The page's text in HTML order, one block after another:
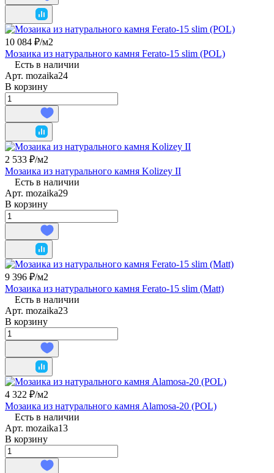
10 084 ₽/м2
Мозаика из натурального камня Ferato-15 slim (POL)
Есть в наличии
Арт. mozaika24
В корзину
2 533 ₽/м2
Мозаика из натурального камня Kolizey II
Есть в наличии
Арт. mozaika29
В корзину
9 396 ₽/м2
Мозаика из натурального камня Ferato-15 slim (Matt)
Есть в наличии
Арт. mozaika23
В корзину
4 322 ₽/м2
Мозаика из натурального камня Alamosa-20 (POL)
Есть в наличии
Арт. mozaika13
В корзину